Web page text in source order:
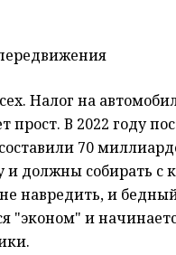
Налог на
прост. В 2022 году
70
должны собирать с
навредить, и
"эконом" и